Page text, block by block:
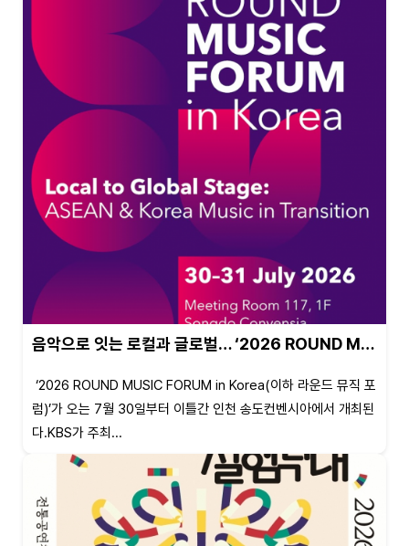
음악으로 잇는 로컬과 글로벌… ‘2026 ROUND M…
‘2026 ROUND MUSIC FORUM in Korea(이하 라운드 뮤직 포
럼)’가 오는 7월 30일부터 이틀간 인천 송도컨벤시아에서 개최된
다.KBS가 주최...